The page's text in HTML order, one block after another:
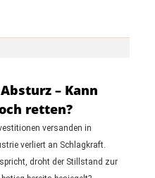
– Kann
retten?
versanden in
verliert an Schlagkraft.
droht der Stillstand zur